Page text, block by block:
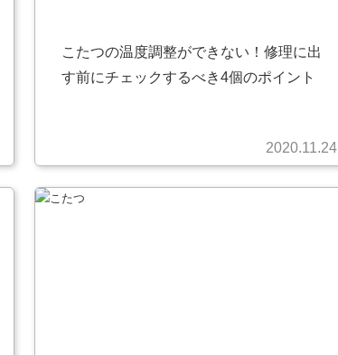
こたつの温度調整ができない！修理に出
す前にチェックするべき4個のポイント
2020.11.24